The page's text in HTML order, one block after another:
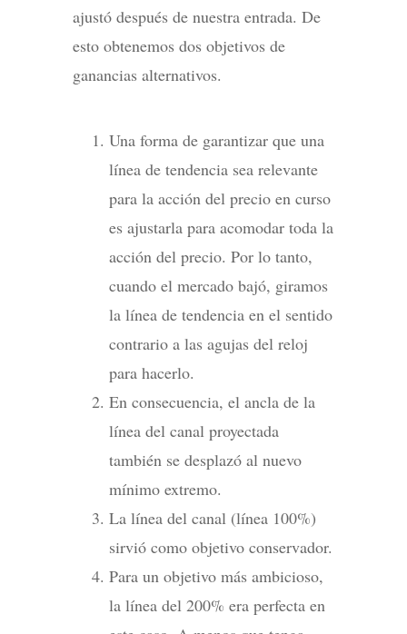
ajustó después de nuestra entrada. De
esto obtenemos dos objetivos de
ganancias alternativos.
Una forma de garantizar que una
línea de tendencia sea relevante
para la acción del precio en curso
es ajustarla para acomodar toda la
acción del precio. Por lo tanto,
cuando el mercado bajó, giramos
la línea de tendencia en el sentido
contrario a las agujas del reloj
para hacerlo.
En consecuencia, el ancla de la
línea del canal proyectada
también se desplazó al nuevo
mínimo extremo.
La línea del canal (línea 100%)
sirvió como objetivo conservador.
Para un objetivo más ambicioso,
la línea del 200% era perfecta en